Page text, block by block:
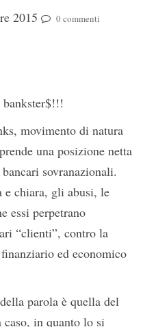
2015 0 commenti
movimento di natura
una posizione netta
sovranazionali.
e chiara, gli abusi, le
essi perpetrano
“clienti”, contro la
ed economico
parola è quella del
in quanto lo si